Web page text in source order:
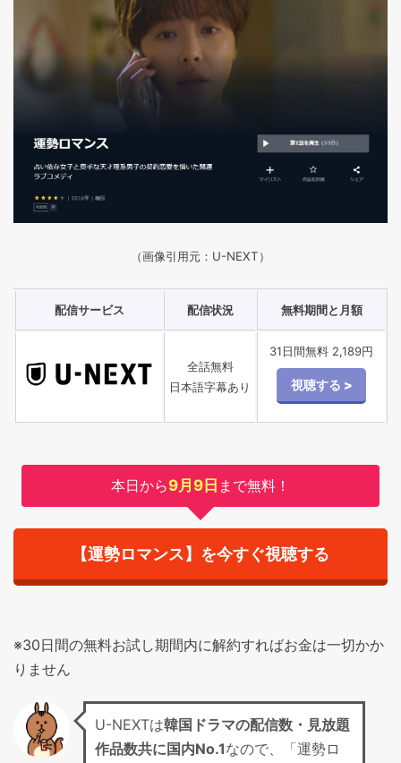
（画像引用元：U-NEXT）
配信サービス 配信状況 無料期間と月額
全話無料
日本語字幕あり
31日間無料 2,189円
本日から9月9日 まで無料！
【運勢ロマンス】を今すぐ視聴する
※30日間の無料お試し期間内に解約すればお金は一切かか
りません
U-NEXTは韓国ドラマの配信数・見放題
作品数共に国内No.1なので、「運勢ロ